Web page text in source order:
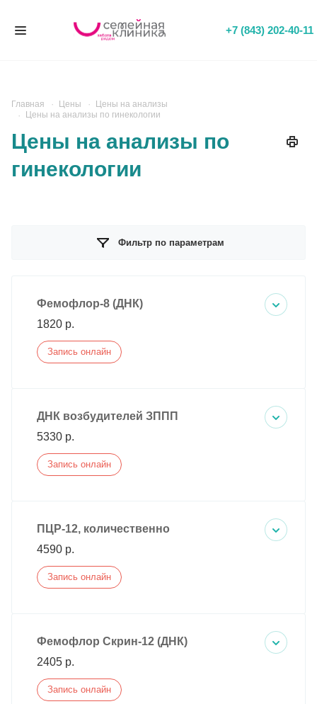
+7 (843) 202-40-11
Главная Цены
Цены на анализы
Цены на анализы по гинекологии
Цены на анализы по
гинекологии
Фильтр по параметрам
Фемофлор-8 (ДНК)
1820 р.
Запись онлайн
ДНК возбудителей ЗППП
5330 р.
Запись онлайн
ПЦР-12, количественно
4590 р.
Запись онлайн
Фемофлор Скрин-12 (ДНК)
2405 р.
Запись онлайн